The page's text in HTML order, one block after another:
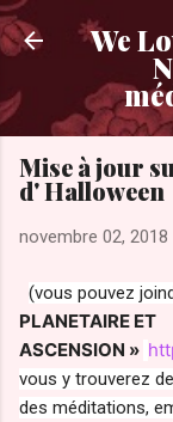
We
Mise à jour
d' Halloween
novembre 02, 2018
(vous pouvez
PLANETAIRE ET
ASCENSION »
vous y trouverez
des méditations,